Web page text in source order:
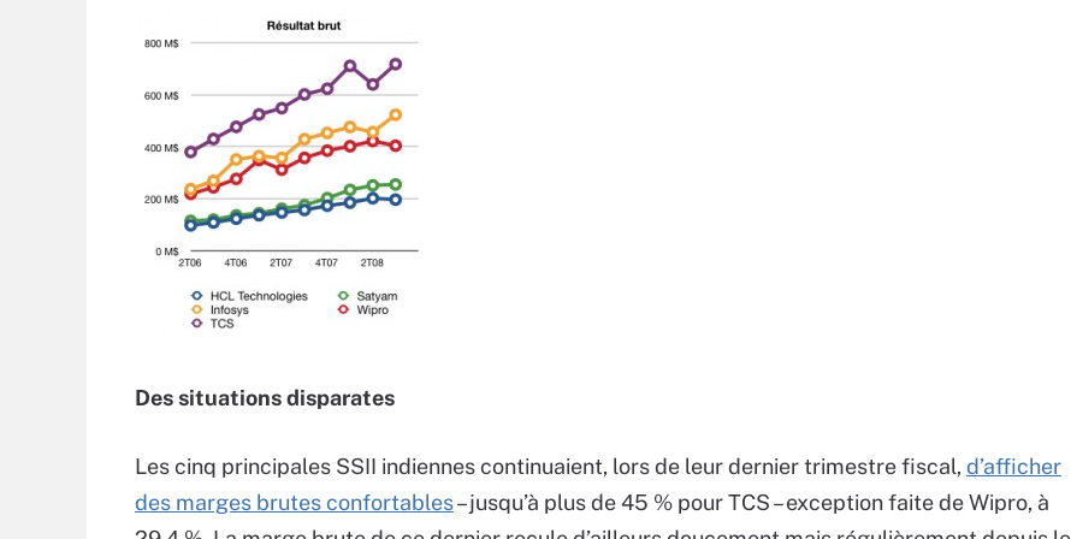
Des situations disparates
Les cinq principales SSII indiennes continuaient, lors de leur dernier trimestre fiscal, d’afficher
des marges brutes confortables– jusqu’à plus de 45 % pour TCS – exception faite de Wipro, à